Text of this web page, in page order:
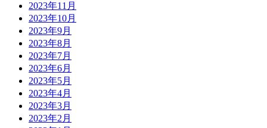
2023年11月
2023年10月
2023年9月
2023年8月
2023年7月
2023年6月
2023年5月
2023年4月
2023年3月
2023年2月